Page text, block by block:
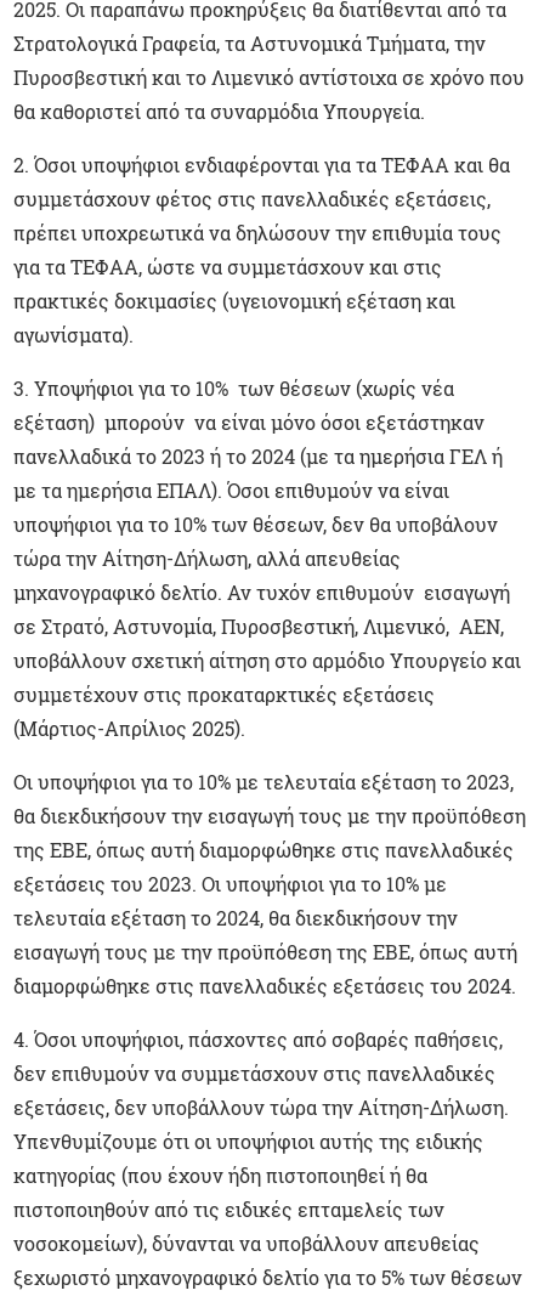
2025. Οι παραπάνω προκηρύξεις θα διατίθενται από τα
Στρατολογικά Γραφεία, τα Αστυνομικά Τμήματα, την
Πυροσβεστική και το Λιμενικό αντίστοιχα σε χρόνο που
θα καθοριστεί από τα συναρμόδια Υπουργεία.
2. Όσοι υποψήφιοι ενδιαφέρονται για τα ΤΕΦΑΑ και θα
συμμετάσχουν φέτος στις πανελλαδικές εξετάσεις,
πρέπει υποχρεωτικά να δηλώσουν την επιθυμία τους
για τα ΤΕΦΑΑ, ώστε να συμμετάσχουν και στις
πρακτικές δοκιμασίες (υγειονομική εξέταση και
αγωνίσματα).
3. Υποψήφιοι για το 10% των θέσεων (χωρίς νέα
εξέταση) μπορούν να είναι μόνο όσοι εξετάστηκαν
πανελλαδικά το 2023 ή το 2024 (με τα ημερήσια ΓΕΛ ή
με τα ημερήσια ΕΠΑΛ). Όσοι επιθυμούν να είναι
υποψήφιοι για το 10% των θέσεων, δεν θα υποβάλουν
τώρα την Αίτηση-Δήλωση, αλλά απευθείας
μηχανογραφικό δελτίο. Αν τυχόν επιθυμούν εισαγωγή
σε Στρατό, Αστυνομία, Πυροσβεστική, Λιμενικό, ΑΕΝ,
υποβάλλουν σχετική αίτηση στο αρμόδιο Υπουργείο και
συμμετέχουν στις προκαταρκτικές εξετάσεις
(Μάρτιος-Απρίλιος 2025).
Οι υποψήφιοι για το 10% με τελευταία εξέταση το 2023,
θα διεκδικήσουν την εισαγωγή τους με την προϋπόθεση
της ΕΒΕ, όπως αυτή διαμορφώθηκε στις πανελλαδικές
εξετάσεις του 2023. Οι υποψήφιοι για το 10% με
τελευταία εξέταση το 2024, θα διεκδικήσουν την
εισαγωγή τους με την προϋπόθεση της ΕΒΕ, όπως αυτή
διαμορφώθηκε στις πανελλαδικές εξετάσεις του 2024.
4. Όσοι υποψήφιοι, πάσχοντες από σοβαρές παθήσεις,
δεν επιθυμούν να συμμετάσχουν στις πανελλαδικές
εξετάσεις, δεν υποβάλλουν τώρα την Αίτηση-Δήλωση.
Υπενθυμίζουμε ότι οι υποψήφιοι αυτής της ειδικής
κατηγορίας (που έχουν ήδη πιστοποιηθεί ή θα
πιστοποιηθούν από τις ειδικές επταμελείς των
νοσοκομείων), δύνανται να υποβάλλουν απευθείας
ξεχωριστό μηχανογραφικό δελτίο για το 5% των θέσεων